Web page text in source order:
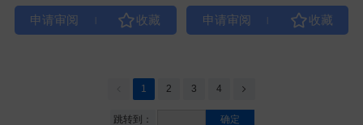
1 2 3 4
跳转到： 确定